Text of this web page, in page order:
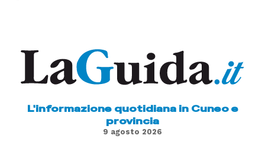
L'informazione quotidiana in Cuneo e
provincia
9 agosto 2026